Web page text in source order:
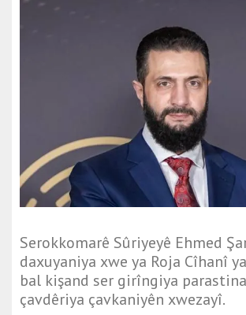
Serokkomarê Sûriyeyê Ehmed
daxuyaniya xwe ya Roja Cîhanî
bal kişand ser girîngiya
çavdêriya çavkaniyên xwezayî.